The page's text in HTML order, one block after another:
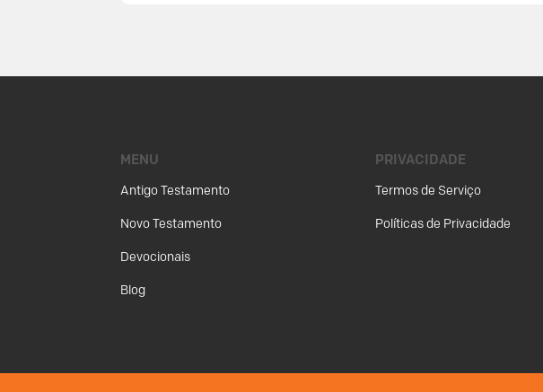
MENU
Antigo Testamento
Novo Testamento
Devocionais
Blog
PRIVACIDADE
Termos de Serviço
Políticas de Privacidade